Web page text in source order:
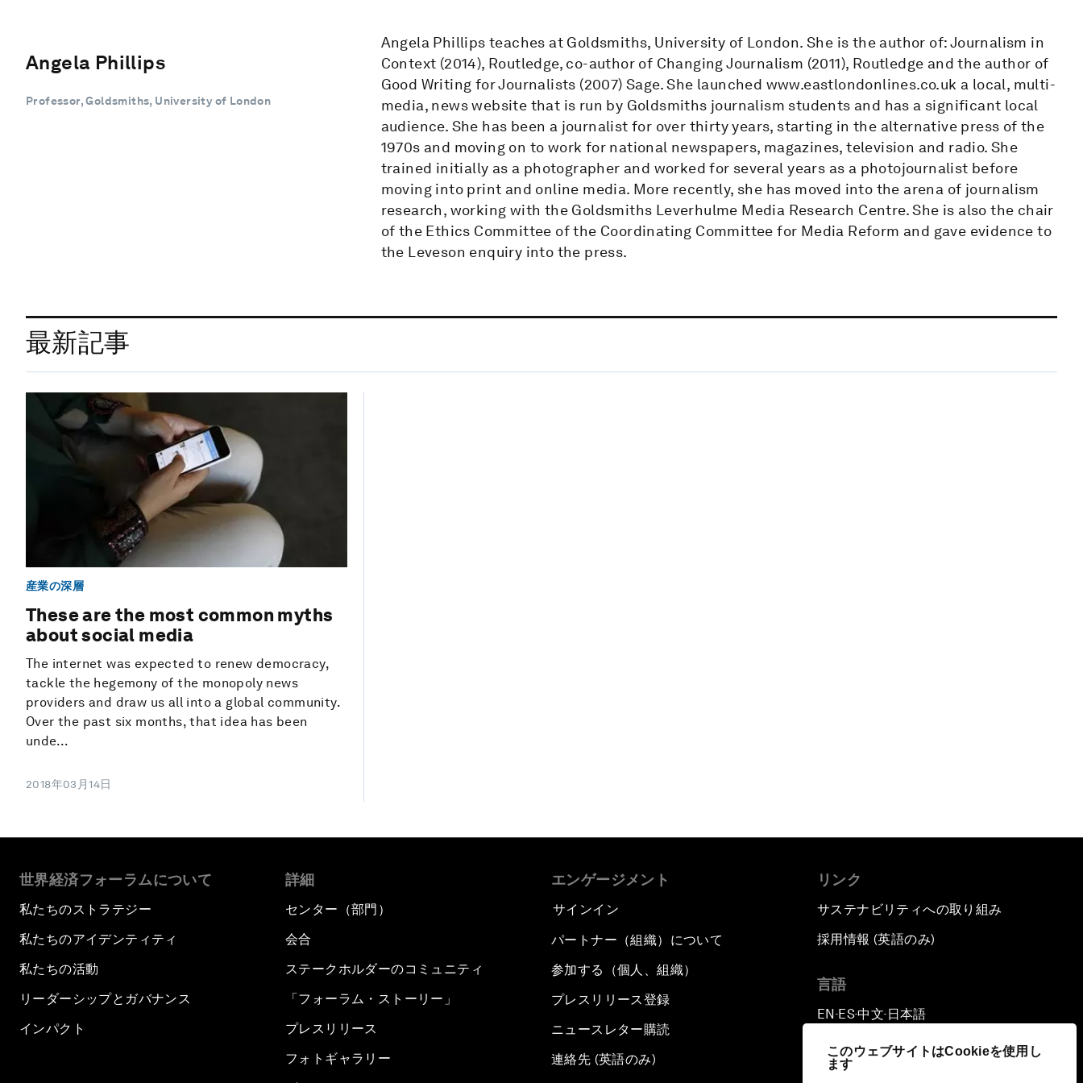
このウェブサイトはCookieを使用し
ます
Angela Phillips
Professor, Goldsmiths, University of London
Angela Phillips teaches at Goldsmiths, University of London. She is the author of: Journalism in
Context (2014), Routledge, co-author of Changing Journalism (2011), Routledge and the author of
Good Writing for Journalists (2007) Sage. She launched www.eastlondonlines.co.uk a local, multi-
media, news website that is run by Goldsmiths journalism students and has a significant local
audience. She has been a journalist for over thirty years, starting in the alternative press of the
1970s and moving on to work for national newspapers, magazines, television and radio. She
trained initially as a photographer and worked for several years as a photojournalist before
moving into print and online media. More recently, she has moved into the arena of journalism
research, working with the Goldsmiths Leverhulme Media Research Centre. She is also the chair
of the Ethics Committee of the Coordinating Committee for Media Reform and gave evidence to
the Leveson enquiry into the press.
最新記事
産業の深層
These are the most common myths
about social media
The internet was expected to renew democracy,
tackle the hegemony of the monopoly news
providers and draw us all into a global community.
Over the past six months, that idea has been
unde...
2018年03月14日
世界経済フォーラムについて
私たちのストラテジー
私たちのアイデンティティ
私たちの活動
リーダーシップとガバナンス
インパクト
詳細
センター（部門）
会合
ステークホルダーのコミュニティ
「フォーラム・ストーリー」
プレスリリース
フォトギャラリー
エンゲージメント
サインイン
パートナー（組織）について
参加する（個人、組織）
プレスリリース登録
ニュースレター購読
連絡先 (英語のみ)
リンク
サステナビリティへの取り組み
採用情報 (英語のみ)
言語
EN ▪ ES▪中文▪ 日本語